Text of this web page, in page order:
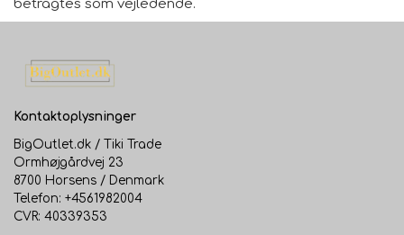
betragtes som vejledende.
Kontaktoplysninger
BigOutlet.dk / Tiki Trade
Ormhøjgårdvej 23
8700 Horsens / Denmark
Telefon: +4561982004
CVR: 40339353